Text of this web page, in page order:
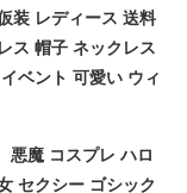
装 レディース 送料
ス 帽子 ネックレス
ベント 可愛い ウィ
halloween
魔 コスプレ ハロ
セクシー ゴシック